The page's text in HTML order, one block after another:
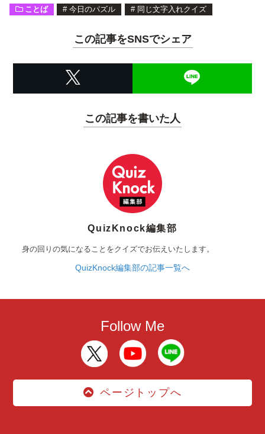
ことば # 今日のパズル # 同じ文字入れクイズ
この記事をSNSでシェア
この記事を書いた人
QuizKnock編集部
身の回りの気になることをクイズでお伝えいたします。
QuizKnock編集部の記事一覧へ
Follow Me
ページトップへ